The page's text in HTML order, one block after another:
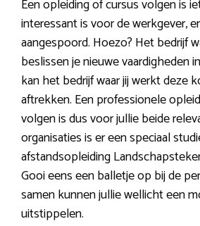
Een opleiding of cursus volgen is
interessant is voor de werkgever,
aangespoord. Hoezo? Het bedrijf
beslissen je nieuwe vaardigheden
kan het bedrijf waar jij werkt deze
aftrekken. Een professionele
volgen is dus voor jullie beide
organisaties is er een speciaal
afstandsopleiding
Gooi eens een balletje op bij de
samen kunnen jullie wellicht een
uitstippelen.